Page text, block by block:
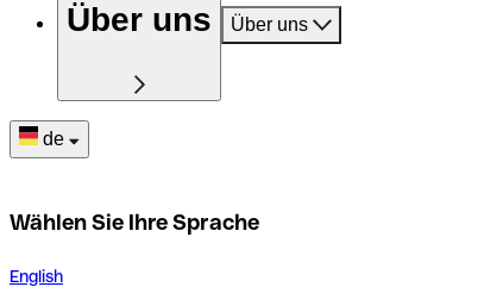
Über uns Über uns
de
Wählen Sie Ihre Sprache
English